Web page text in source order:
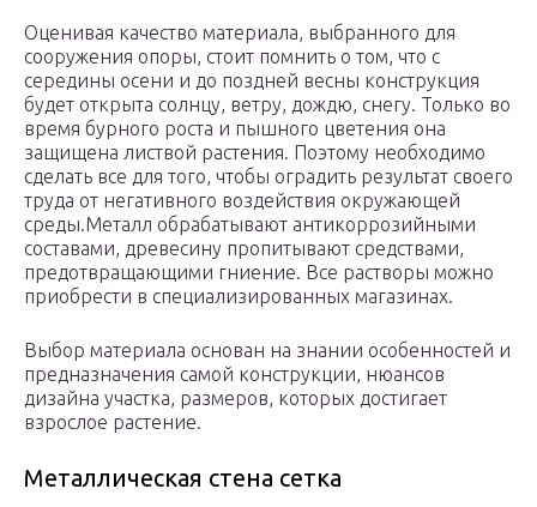
Оценивая качество материала, выбранного для
сооружения опоры, стоит помнить о том, что с
середины осени и до поздней весны конструкция
будет открыта солнцу, ветру, дождю, снегу. Только во
время бурного роста и пышного цветения она
защищена листвой растения. Поэтому необходимо
сделать все для того, чтобы оградить результат своего
труда от негативного воздействия окружающей
среды.Металл обрабатывают антикоррозийными
составами, древесину пропитывают средствами,
предотвращающими гниение. Все растворы можно
приобрести в специализированных магазинах.
Выбор материала основан на знании особенностей и
предназначения самой конструкции, нюансов
дизайна участка, размеров, которых достигает
взрослое растение.
Металлическая стена сетка